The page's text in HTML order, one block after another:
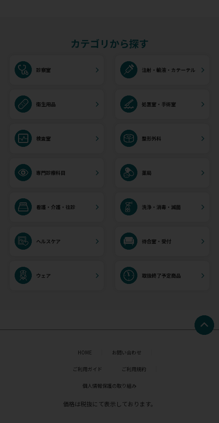
カテゴリから探す
診察室 注射・輸液・カテーテル
衛生用品 処置室・手術室
検査室 整形外科
専門診療科目 薬局
看護・介護・往診 洗浄・消毒・滅菌
ヘルスケア 待合室・受付
ウェア 取扱終了予定商品
HOME お問い合わせ
ご利用ガイド ご利用規約
個人情報保護の取り組み
価格は税抜にて表示しております。